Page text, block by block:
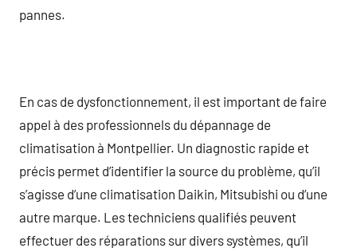
pannes.
En cas de dysfonctionnement, il est important de faire
appel à des professionnels du dépannage de
climatisation à Montpellier. Un diagnostic rapide et
précis permet d’identifier la source du problème, qu’il
s’agisse d’une climatisation Daikin, Mitsubishi ou d’une
autre marque. Les techniciens qualifiés peuvent
effectuer des réparations sur divers systèmes, qu’il